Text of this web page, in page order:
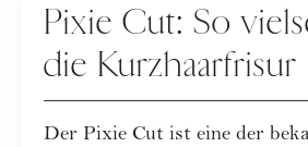
Pixie Cut: So
die Kurzhaarfrisur
Der Pixie Cut ist eine der